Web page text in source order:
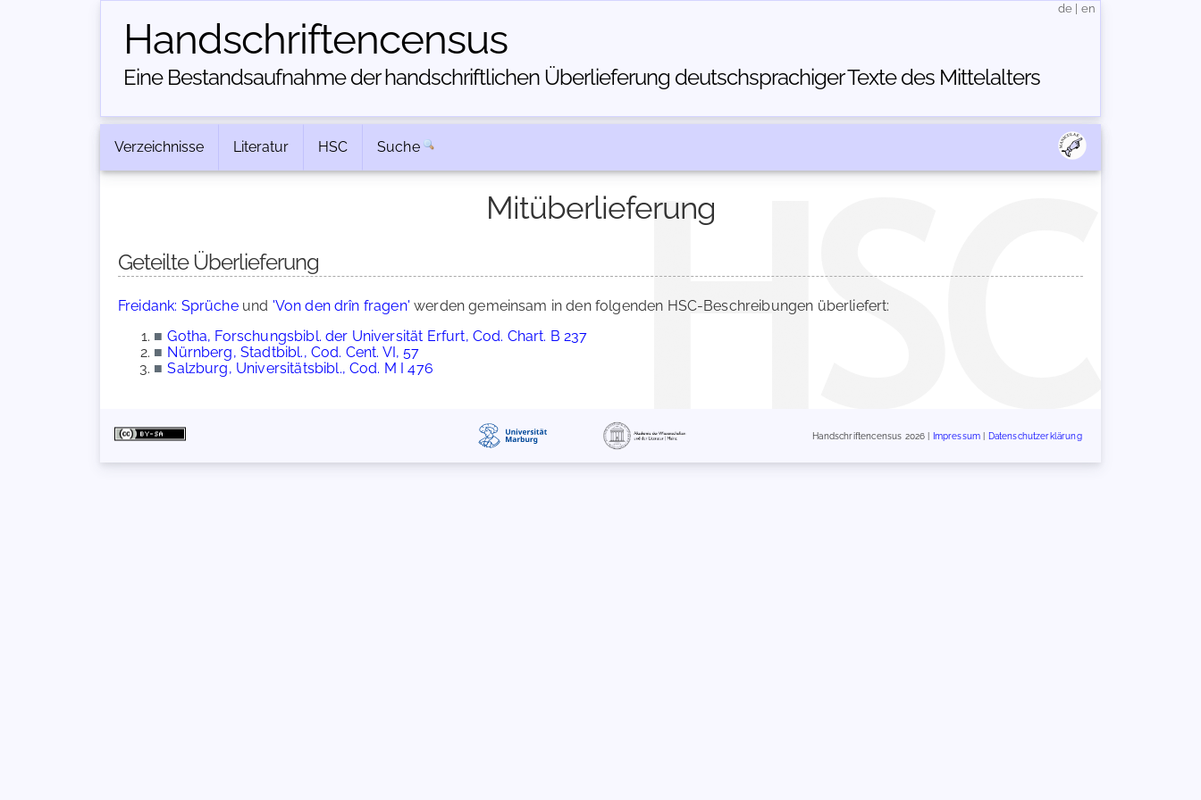
Handschriften­census
Eine Bestandsaufnahme der handschriftlichen Über­lieferung deutschsprachiger Texte des Mittelalters
de en
Verzeichnisse Literatur HSC Suche
Mitüberlieferung
Geteilte Überlieferung
Freidank: Sprücheund 'Von den drîn fragen' werden gemeinsam in den folgenden HSC-Beschreibungen überliefert:
■ Gotha, Forschungsbibl. der Universität Erfurt, Cod. Chart. B 237
■ Nürnberg, Stadtbibl., Cod. Cent. VI, 57
■ Salzburg, Universitätsbibl., Cod. M I 476
Handschriftencensus 2026 | Impressum Datenschutzerklärung